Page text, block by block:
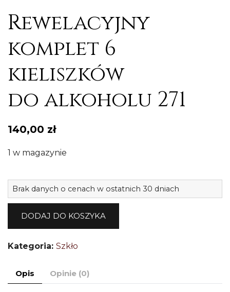
Rewelacyjny
komplet 6
kieliszków
do alkoholu 271
140,00 zł
1 w magazynie
Brak danych o cenach w ostatnich 30 dniach
DODAJ DO KOSZYKA
Kategoria: Szkło
Opis Opinie (0)